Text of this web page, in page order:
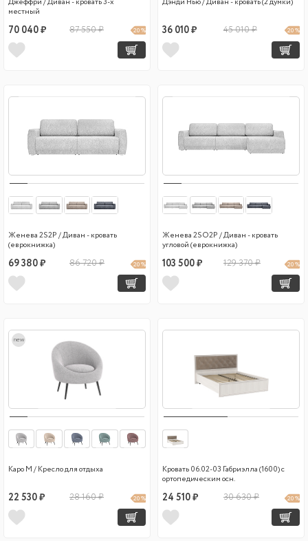
местный
70 040 ₽ 87 550 ₽ 20 % 36 010 ₽ 45 010 ₽ 20 %
Женева 2S2P / Диван - кровать
(еврокнижка)
69 380 ₽ 86 720 ₽ 20 %
Женева 2SO2P / Диван - кровать
угловой (еврокнижка)
103 500 ₽ 129 370 ₽ 20 %
new
Каро М / Кресло для отдыха
22 530 ₽ 28 160 ₽ 20 %
Кровать 06.02-03 Габриэлла (1600) с
ортопедическим осн.
24 510 ₽ 30 630 ₽ 20 %